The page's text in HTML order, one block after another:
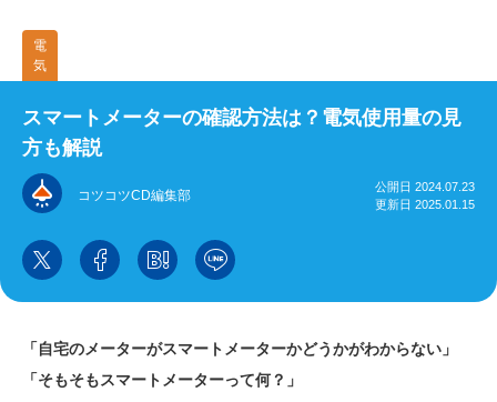
電
気
スマートメーターの確認方法は？電気使用量の見
方も解説
コツコツCD編集部
公開日 2024.07.23
更新日 2025.01.15
「自宅のメーターがスマートメーターかどうかがわからない」
「そもそもスマートメーターって何？」